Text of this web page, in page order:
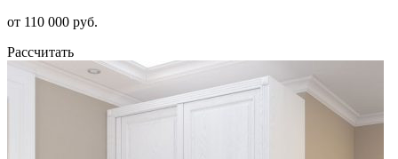
от 110 000 руб.
Рассчитать